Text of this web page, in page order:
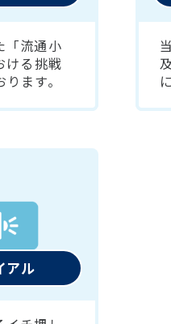
「流通小
る挑戦
ます。
アル